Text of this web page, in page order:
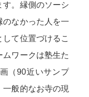
す。縁側のソーシ
のなかった人を一
て位置づけるこ
ムワークは塾生た
（90近いサンプ
一般的なお寺の現